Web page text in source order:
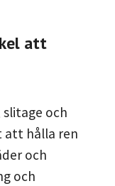
att
och
att hålla ren
och
och